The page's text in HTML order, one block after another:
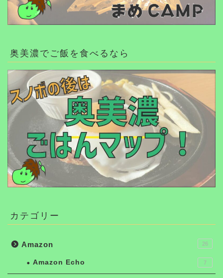
奥美濃でご飯を食べるなら
カテゴリー
Amazon 26
Amazon Echo 7